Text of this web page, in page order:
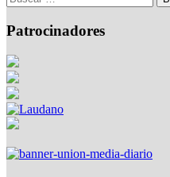
Patrocinadores